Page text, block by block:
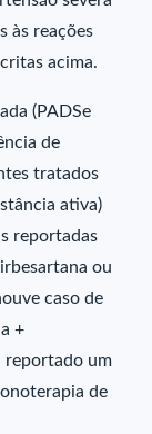
às reações
acima.
(PADSe
de
tratados
ativa)
reportadas
ou
caso de
+
reportado um
de